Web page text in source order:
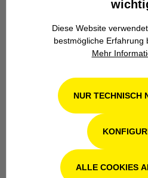
Kompetenz,
Werkstatt in
Unsere Fachwerkstatt
und Landtechnik-
Diese Website
bestmögliche Erfahrung
Mehr
NUR TECHNISCH
ALLE COOKIES